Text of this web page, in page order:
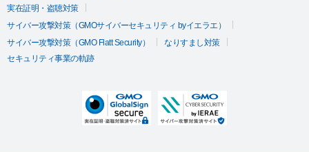
実在証明・盗聴対策
サイバー攻撃対策（GMOサイバーセキュリティ byイエラエ）
サイバー攻撃対策（GMO Flatt Security）
なりすまし対策
セキュリティ事業の軌跡